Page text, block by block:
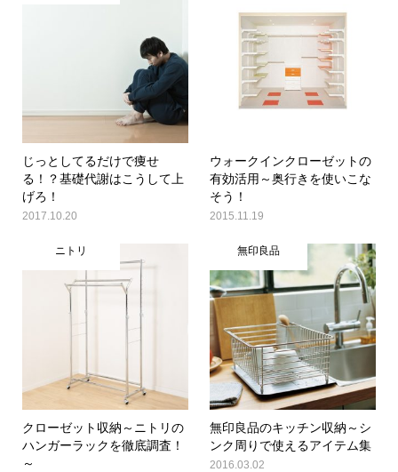
じっとしてるだけで痩せ
る！？基礎代謝はこうして上
げろ！
2017.10.20
ウォークインクローゼットの
有効活用～奥行きを使いこな
そう！
2015.11.19
ニトリ
クローゼット収納～ニトリの
ハンガーラックを徹底調査！
～
無印良品
無印良品のキッチン収納～シ
ンク周りで使えるアイテム集
2016.03.02